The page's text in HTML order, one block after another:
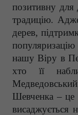
позитивну для
традицію.
дерев,
нашу Віру в
хто її
Шевченка – це
висаджується